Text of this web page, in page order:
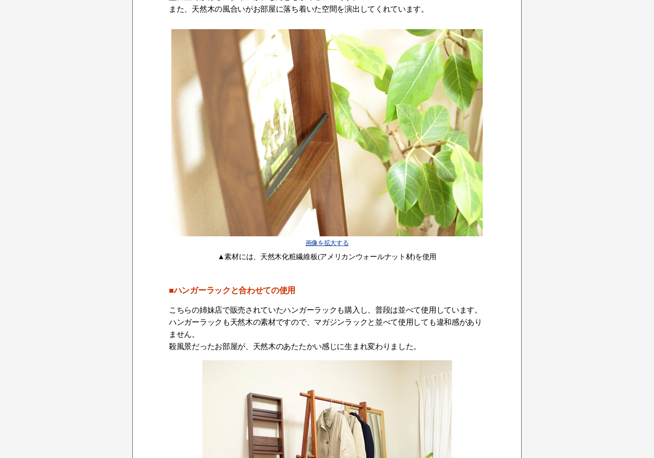
また、天然木の風合いがお部屋に落ち着いた空間を演出してくれています。
画像を拡大する
▲素材には、天然木化粧繊維板(アメリカンウォールナット材)を使用
■ハンガーラックと合わせての使用
こちらの姉妹店で販売されていたハンガーラックも購入し、普段は並べて使用しています。
ハンガーラックも天然木の素材ですので、マガジンラックと並べて使用しても違和感があり
ません。
殺風景だったお部屋が、天然木のあたたかい感じに生まれ変わりました。